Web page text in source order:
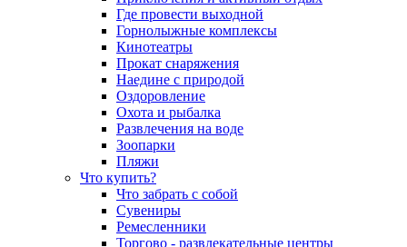
Где провести выходной
Горнолыжные комплексы
Кинотеатры
Прокат снаряжения
Наедине с природой
Оздоровление
Охота и рыбалка
Развлечения на воде
Зоопарки
Пляжи
Что купить?
Что забрать с собой
Сувениры
Ремесленники
Торгово - развлекательные центры